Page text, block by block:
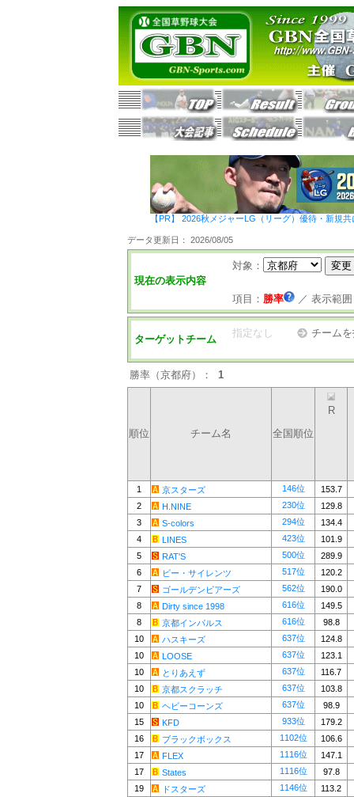
【PR】 2026秋メジャーLG（リーグ）優待・新規
データ更新日： 2026/08/05
現在の表示内容
対象：
項目： 勝率 ／ 表示範囲
ターゲットチーム
指定なし チーム
勝率（京都府）： 1
順位 チーム名 全国順位
R
1 京スターズ 146位
153.7
2
H.NINE 230位
129.8
3
S-colors 294位
134.4
4
LINES 423位
101.9
5
RAT'S 500位
289.9
6
ビー・サイレンツ 517位
120.2
7
ゴールデンビアーズ 562位
190.0
8
Dirty since 1998 616位
149.5
8
京都インパルス 616位
98.8
10
ハスキーズ 637位
124.8
10
LOOSE 637位
123.1
10
とりあえず 637位
116.7
10
京都スクラッチ 637位
103.8
10
ヘビーコーンズ 637位
98.9
15
KFD 933位
179.2
16
ブラックボックス 1102位
106.6
17
FLEX 1116位
147.1
17
States 1116位
97.8
19
ドスターズ 1146位
113.2